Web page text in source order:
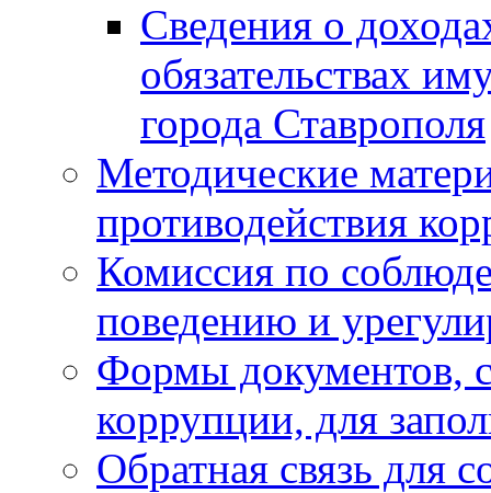
Сведения о
обязательствах
города Ставрополя
Методические
противодействия
Комиссия по
поведению и
Формы документов,
коррупции, для
Обратная связь для